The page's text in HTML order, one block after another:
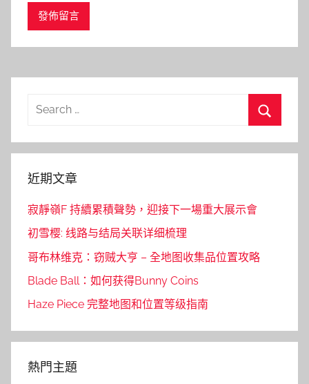
Search
近期文章
寂靜嶺F 持續累積聲勢，迎接下一場重大展示會
初雪樱: 线路与结局关联详细梳理
哥布林维克：窃贼大亨 – 全地图收集品位置攻略
Blade Ball：如何获得Bunny Coins
Haze Piece 完整地图和位置等级指南
熱門主題